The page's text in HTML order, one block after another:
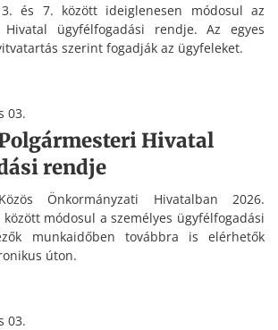
és 7. között ideiglenesen módosul az
Hivatal ügyfélfogadási rendje. Az egyes
szerint fogadják az ügyfeleket.
03.
Hivatal
rendje
Önkormányzati Hivatalban 2026.
módosul a személyes ügyfélfogadási
munkaidőben továbbra is elérhetők
úton.
03.